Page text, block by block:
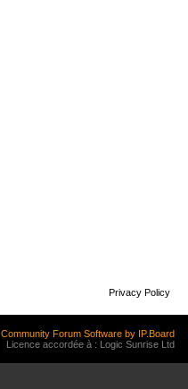
Privacy Policy
Community Forum Software by IP.Board
Licence accordée à : Logic Sunrise Ltd